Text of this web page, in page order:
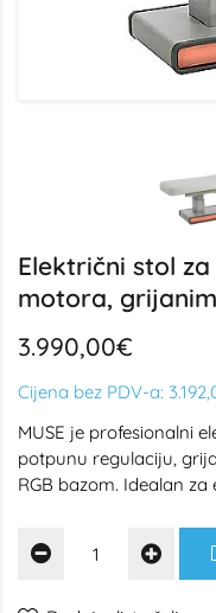
Električni stol za
motora,
3.990,00€
Cijena bez PDV-a:
MUSE je profesionalni
potpunu regulaciju,
RGB bazom. Idealan